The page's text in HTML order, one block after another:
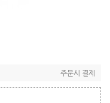
주문시 결제